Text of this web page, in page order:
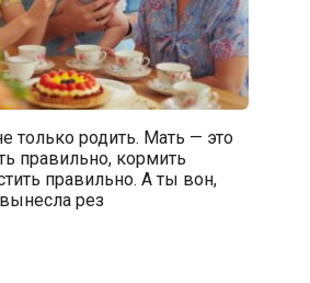
только родить. Мать — это
правильно, кормить
правильно. А ты вон,
рез